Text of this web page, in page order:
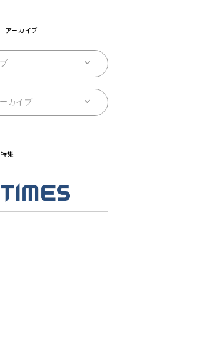
アーカイブ
特集